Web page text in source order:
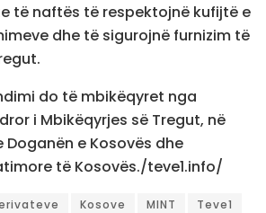
të naftës të respektojnë kufijtë e
dhe të sigurojnë furnizim të
do të mbikëqyret nga
i Mbikëqyrjes së Tregut, në
e Kosovës dhe
të Kosovës./teve1.info/
Kosove MINT Teve1